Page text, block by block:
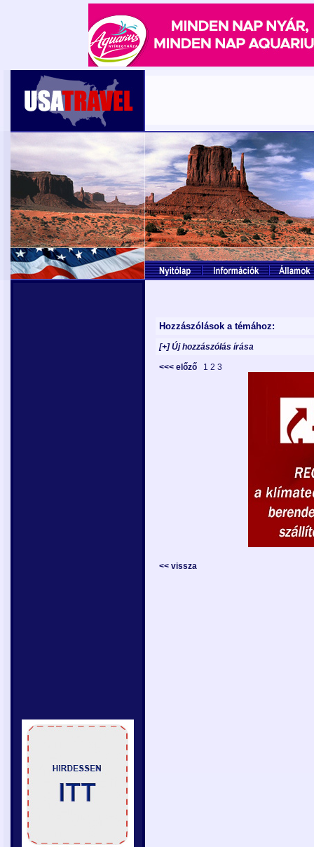
Hozzászólások a témához:
[+] Új hozzászólás írása
<<< előző 1 2 3
<< vissza